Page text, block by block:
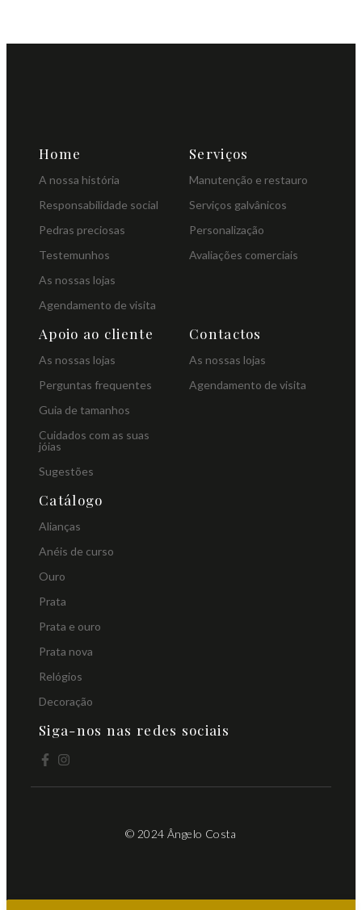
Home
A nossa história
Responsabilidade social
Pedras preciosas
Testemunhos
As nossas lojas
Agendamento de visita
Serviços
Manutenção e restauro
Serviços galvânicos
Personalização
Avaliações comerciais
Apoio ao cliente
As nossas lojas
Perguntas frequentes
Guia de tamanhos
Cuidados com as suas
jóias
Sugestões
Contactos
As nossas lojas
Agendamento de visita
Catálogo
Alianças
Anéis de curso
Ouro
Prata
Prata e ouro
Prata nova
Relógios
Decoração
Siga-nos nas redes sociais
© 2024 Ângelo Costa